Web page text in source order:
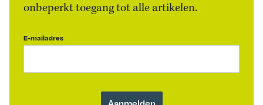
onbeperkt toegang tot alle artikelen.
E-mailadres